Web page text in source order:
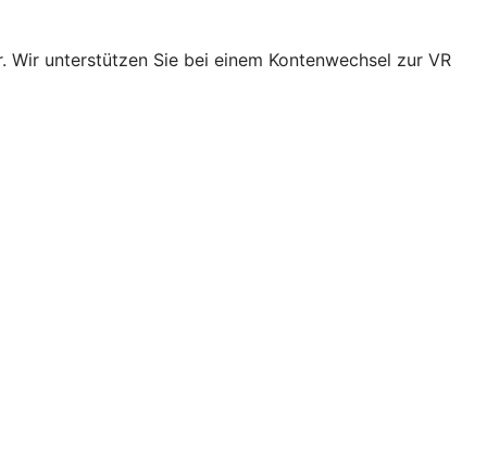
unterstützen Sie bei einem Kontenwechsel zur VR